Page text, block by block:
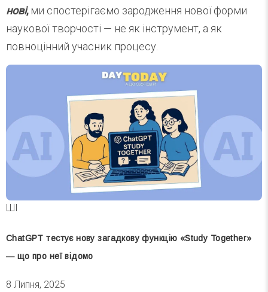
нові,ми спостерігаємо зародження нової форми
наукової творчості — не як інструмент, а як
повноцінний учасник процесу.
ШІ
ChatGPT тестує нову загадкову функцію «Study Together»
— що про неї відомо
8 Липня, 2025